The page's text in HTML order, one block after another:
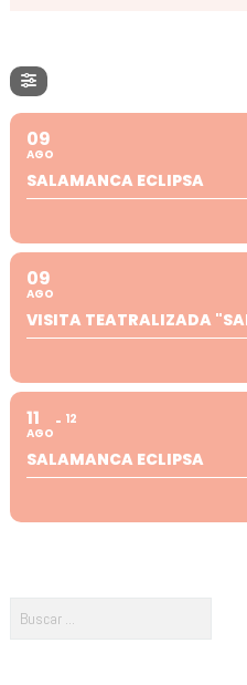
09
AGO
SALAMANCA ECLIPSA
09
AGO
VISITA TEATRALIZADA
11
AGO
12
SALAMANCA ECLIPSA